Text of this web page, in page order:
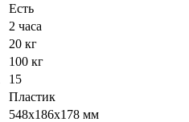
Есть
2 часа
20 кг
100 кг
15
Пластик
548х186х178 мм